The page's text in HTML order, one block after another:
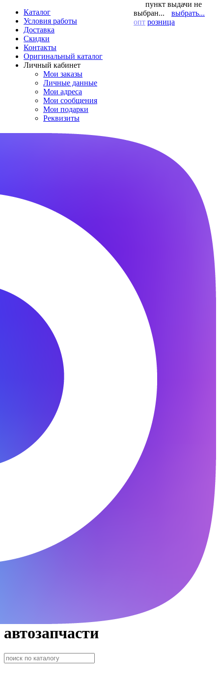
Каталог
Условия работы
Доставка
Скидки
Контакты
Оригинальный каталог
Личный кабинет
Мои заказы
Личные данные
Мои адреса
Мои сообщения
Мои подарки
Реквизиты
пункт выдачи не
выбран...
выбрать...
опт розница
автозапчасти